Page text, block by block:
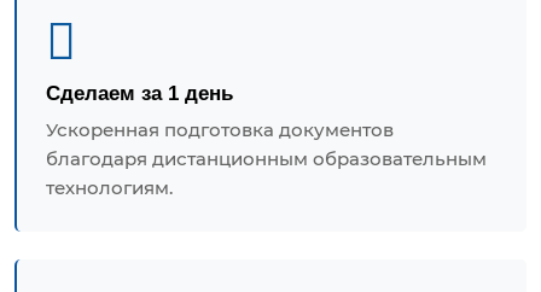
Сделаем за 1 день
Ускоренная подготовка документов
благодаря дистанционным образовательным
технологиям.